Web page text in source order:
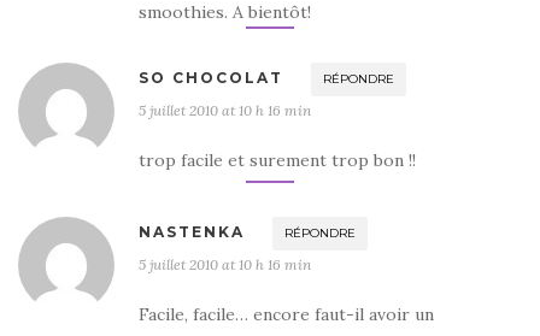
smoothies. A bientôt!
SO CHOCOLAT RÉPONDRE
5 juillet 2010 at 10 h 16 min
trop facile et surement trop bon !!
NASTENKA RÉPONDRE
5 juillet 2010 at 10 h 16 min
Facile, facile… encore faut-il avoir un